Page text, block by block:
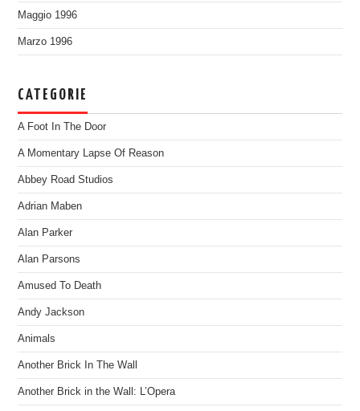
Maggio 1996
Marzo 1996
CATEGORIE
A Foot In The Door
A Momentary Lapse Of Reason
Abbey Road Studios
Adrian Maben
Alan Parker
Alan Parsons
Amused To Death
Andy Jackson
Animals
Another Brick In The Wall
Another Brick in the Wall: L’Opera